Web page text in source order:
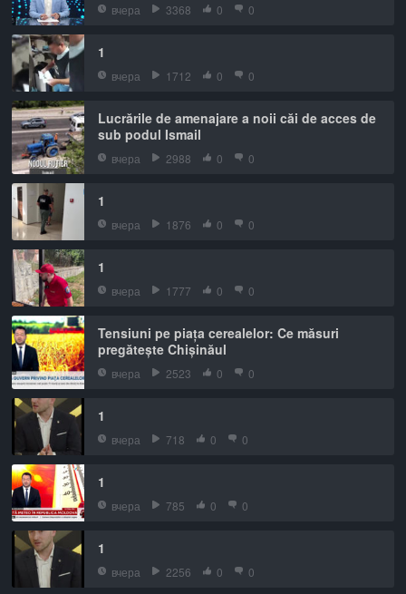
вчера 3368 0 0
1
вчера 1712 0 0
Lucrările de amenajare a noii căi de acces de
sub podul Ismail
вчера 2988 0 0
1
вчера 1876 0 0
1
вчера 1777 0 0
Tensiuni pe piața cerealelor: Ce măsuri
pregătește Chișinăul
вчера 2523 0 0
1
вчера 718 0 0
1
вчера 785 0 0
1
вчера 2256 0 0